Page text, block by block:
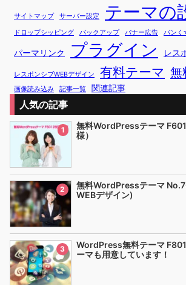
サイトマップ サーバー設定 テーマの
ドロップシッピング バックアップ バナー広告 パンく
パーマリンク プラグイン レス
レスポンシブWEBデザイン 有料テーマ 無
画像読み込み 記事一覧 関連記事
人気の記事
1
無料WordPressテーマ
様）
2
無料WordPressテーマ
WEBデザイン)
3
WordPress無料テーマ
ーマも用意しています！